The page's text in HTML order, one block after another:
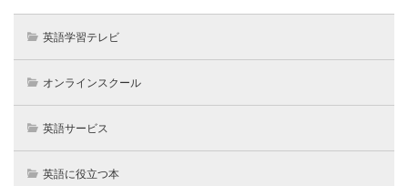
英語学習テレビ
オンラインスクール
英語サービス
英語に役立つ本